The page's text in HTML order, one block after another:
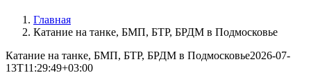
Главная
Катание на танке, БМП, БТР, БРДМ в Подмосковье
Катание на танке, БМП, БТР, БРДМ в Подмосковье2026-07-
13T11:29:49+03:00